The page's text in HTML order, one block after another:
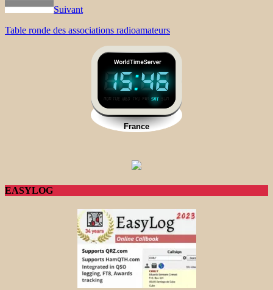
Suivant
Table ronde des associations radioamateurs
EASYLOG